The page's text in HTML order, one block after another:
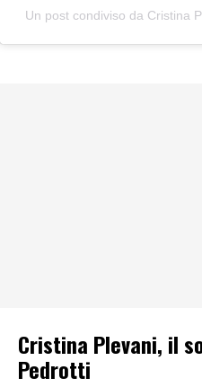
Un post condiviso da Cristina
Cristina Plevani, il
Pedrotti